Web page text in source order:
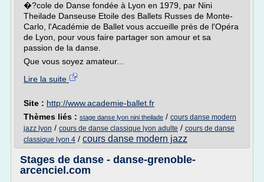
�?cole de Danse fondée à Lyon en 1979, par Nini
Theilade Danseuse Etoile des Ballets Russes de Monte-
Carlo, l'Académie de Ballet vous accueille près de l'Opéra
de Lyon, pour vous faire partager son amour et sa
passion de la danse.
Que vous soyez amateur...
Lire la suite
Site : http://www.academie-ballet.fr
Thèmes liés : stage danse lyon nini theilade / cours danse modern
jazz lyon / cours de danse classique lyon adulte / cours de danse
classique lyon 4 / cours danse modern jazz
Stages de danse - danse-grenoble-
arcenciel.com